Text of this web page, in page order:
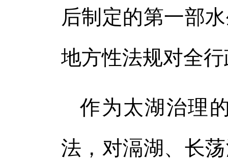
后制定的第一部
地方性法规对全
作为太湖治理
法，对滆湖、长